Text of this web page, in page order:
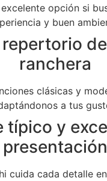
opción si
y buen
ranchera
clásicas y
a tus
típico y
presentación
cuida cada detalle